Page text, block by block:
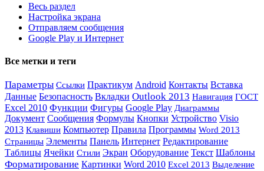
Весь раздел
Настройка экрана
Отправляем сообщения
Google Play и Интернет
Все метки и теги
Параметры Ссылки Практикум Android Контакты Вставка
Данные Безопасность Вкладки Outlook 2013 Навигация ГОСТ
Excel 2010 Функции Фигуры Google Play Диаграммы
Документ Сообщения Формулы Кнопки Устройство Visio
2013 Клавиши Компьютер Правила Программы Word 2013
Страницы Элементы Панель Интернет Редактирование
Таблицы Ячейки Стили Экран Оборудование Текст Шаблоны
Форматирование Картинки Word 2010 Excel 2013 Выделение